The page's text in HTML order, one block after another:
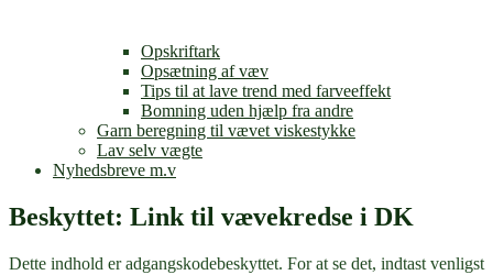
Opskriftark
Opsætning af væv
Tips til at lave trend med farveeffekt
Bomning uden hjælp fra andre
Garn beregning til vævet viskestykke
Lav selv vægte
Nyhedsbreve m.v
Beskyttet: Link til vævekredse i DK
Dette indhold er adgangskodebeskyttet. For at se det, indtast venligst